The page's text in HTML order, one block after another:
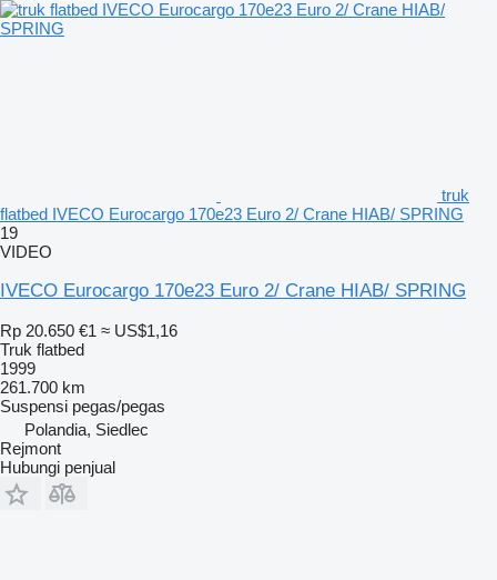
truk
flatbed IVECO Eurocargo 170e23 Euro 2/ Crane HIAB/ SPRING
19
VIDEO
IVECO Eurocargo 170e23 Euro 2/ Crane HIAB/ SPRING
Rp 20.650 €1 ≈ US$1,16
Truk flatbed
1999
261.700 km
Suspensi pegas/pegas
Polandia, Siedlec
Rejmont
Hubungi penjual